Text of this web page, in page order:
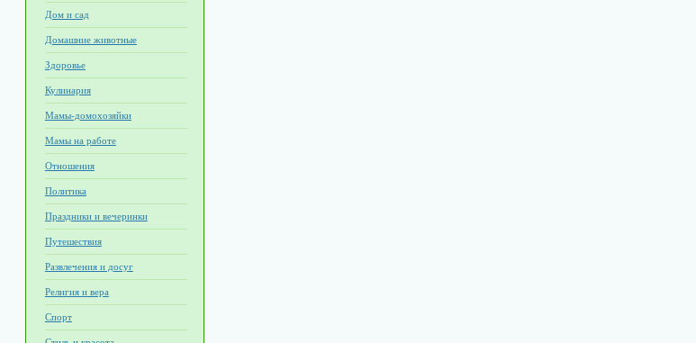
Дом и сад
Домашние животные
Здоровье
Кулинария
Мамы-домохозяйки
Мамы на работе
Отношения
Политика
Праздники и вечеринки
Путешествия
Развлечения и досуг
Религия и вера
Спорт